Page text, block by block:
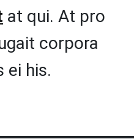
at qui. At pro
corpora
ei his.